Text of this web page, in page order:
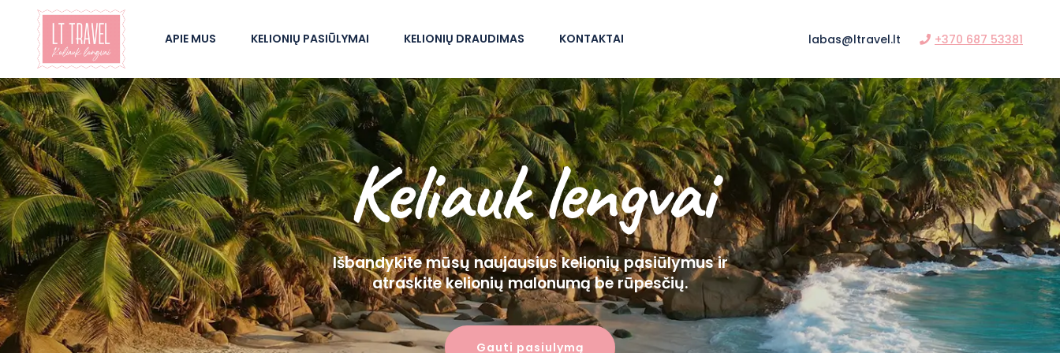
APIE MUS KELIONIŲ PASIŪLYMAI KELIONIŲ DRAUDIMAS KONTAKTAI labas@ltravel.lt +370 687 53381
Keliauk lengvai
Išbandykite mūsų naujausius kelionių pasiūlymus ir
atraskite kelionių malonumą be rūpesčių.
Gauti pasiulymą